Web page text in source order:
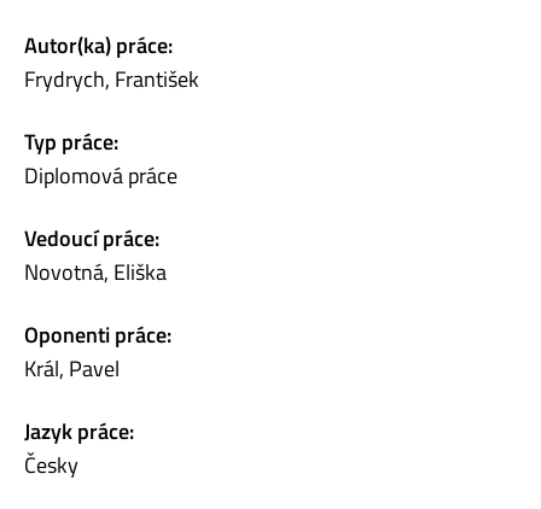
Autor(ka) práce:
Frydrych, František
Typ práce:
Diplomová práce
Vedoucí práce:
Novotná, Eliška
Oponenti práce:
Král, Pavel
Jazyk práce:
Česky